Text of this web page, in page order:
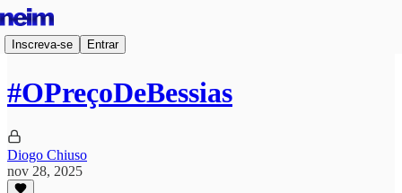
Inscreva-se Entrar
#OPreçoDeBessias
Diogo Chiuso
nov 28, 2025